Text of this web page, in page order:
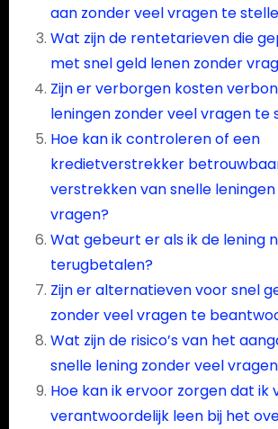
aan zonder veel vragen te
Wat zijn de rentetarieven die
met snel geld lenen zonder
Zijn er verborgen kosten
leningen zonder veel vragen te
Hoe kan ik controleren of een
kredietverstrekker
verstrekken van snelle
vragen?
Wat gebeurt er als ik de lening
terugbetalen?
Zijn er alternatieven voor snel
zonder veel vragen te
Wat zijn de risico’s van het
snelle lening zonder veel
Hoe kan ik ervoor zorgen dat ik
verantwoordelijk leen bij het